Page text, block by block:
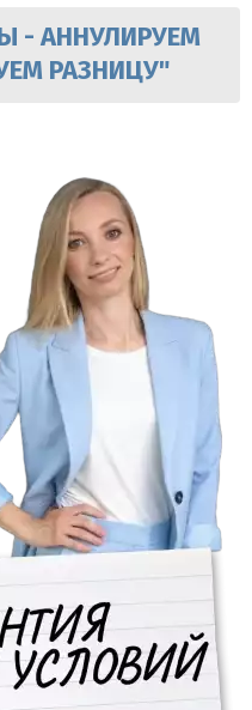
- АННУЛИРУЕМ
РАЗНИЦУ"